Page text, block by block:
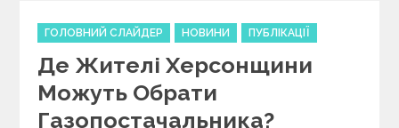
C
a
t
e
g
ГОЛОВНИЙ СЛАЙДЕР НОВИНИ ПУБЛІКАЦІЇ
Де Жителі Херсонщини
Можуть Обрати
Газопостачальника?